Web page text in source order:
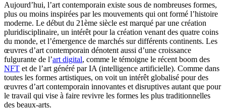
Aujourd’hui, l’art contemporain existe sous de nombreuses formes,
plus ou moins inspirées par les mouvements qui ont formé l’histoire
moderne. Le début du 21ème siècle est marqué par une création
pluridisciplinaire, un intérêt pour la création venant des quatre coins
du monde, et l’émergence de marchés sur différents continents. Les
œuvres d’art contemporain dénotent aussi d’une croissance
fulgurante de l’art digital, comme le témoigne le récent boom des
NFT et de l’art généré par IA (intelligence artificielle). Comme dans
toutes les formes artistiques, on voit un intérêt globalisé pour des
œuvres d’art contemporain innovantes et disruptives autant que pour
le travail qui vise à faire revivre les formes les plus traditionnelles
des beaux-arts.